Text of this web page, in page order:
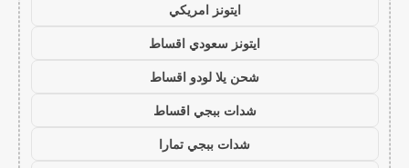
ايتونز امريكي
ايتونز سعودي اقساط
شحن يلا لودو اقساط
شدات ببجي اقساط
شدات ببجي تمارا